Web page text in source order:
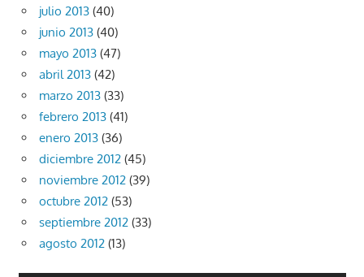
julio 2013 (40)
junio 2013 (40)
mayo 2013 (47)
abril 2013 (42)
marzo 2013 (33)
febrero 2013 (41)
enero 2013 (36)
diciembre 2012 (45)
noviembre 2012 (39)
octubre 2012 (53)
septiembre 2012 (33)
agosto 2012 (13)